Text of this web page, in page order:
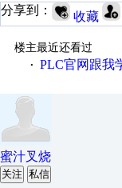
分享到：
收藏
楼主最近还看过
· PLC官网跟我
蜜汁叉烧
关注 私信